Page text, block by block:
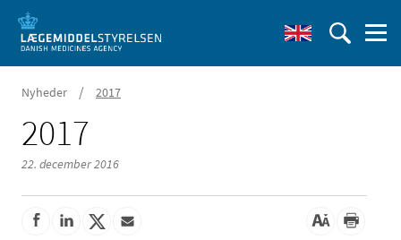
Nyheder / 2017
2017
22. december 2016